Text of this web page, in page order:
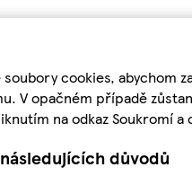
cookies,
V opačném případě
na odkaz Soukromí
důvodů